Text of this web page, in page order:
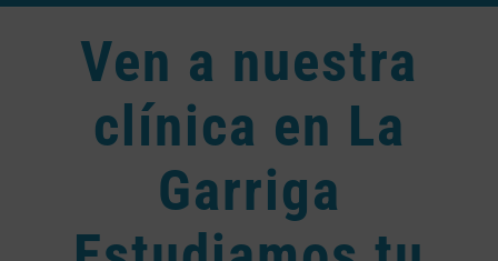
Ven a nuestra
clínica en La
Garriga